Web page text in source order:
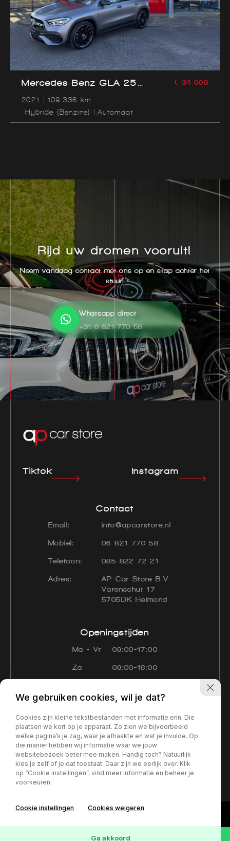
Mercedes-Benz GLA 250
Limited
2021
109.336 km
Hybride (Benzine)
Automaat
€ 34.999
Rijd uw dromen vooruit!
Neem vandaag contact met ons op en stap achter het
stuur!
Whatsapp direct
+31 6 821 770 58
Tiktok Instagram
Contact
Email: info@apcarstore.nl
Mobiel: 06 821 770 58
Telefoon: 085 822 72 21
Adres:
AP Car Store B.V.
Varenschut 17
5705DK Helmond
Openingstijden
Ma - Vr 09:00-17:00
Za 09:00-16:00
Navigatie
Aanbod Diensten Over ons
Contact Verkocht
Privacy policy
We gebruiken cookies, wil je dat?
Cookies zijn kleine tekstbestanden met informatie erin. Die
plaatsen we kort op je apparaat. Zo zien we bijvoorbeeld
welke pagina’s je zag, waar je afhaakte en wat je invulde. Op
die manier hebben wij informatie waar we jouw
websitebezoek beter mee maken. Handig toch? Natuurlijk
kies je zelf of je dat toestaat. Daar zijn we eerlijk over. Klik
op “Cookie instellingen”, vind meer informatie en beheer je
voorkeuren.
Cookie instellingen Cookies weigeren
Ga akkoord